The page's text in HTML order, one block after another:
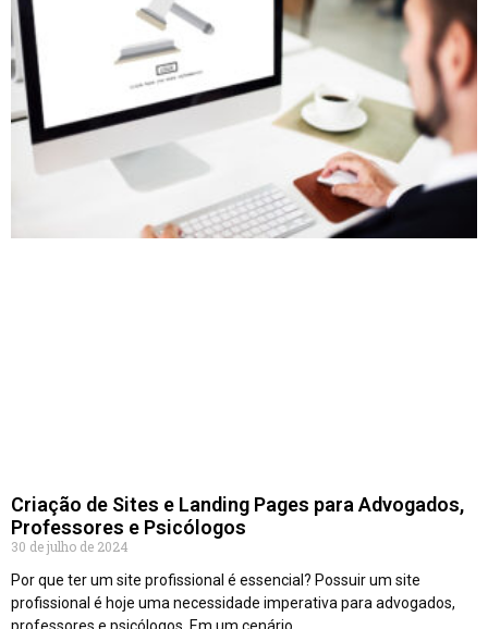
Criação de Sites e Landing Pages para Advogados,
Professores e Psicólogos
30 de julho de 2024
Por que ter um site profissional é essencial? Possuir um site
profissional é hoje uma necessidade imperativa para advogados,